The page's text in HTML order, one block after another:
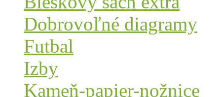
Dobrovoľné diagramy
Futbal
Izby
Kameň-papier-nožnice